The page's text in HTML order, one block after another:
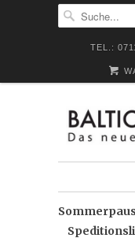
TEL.: